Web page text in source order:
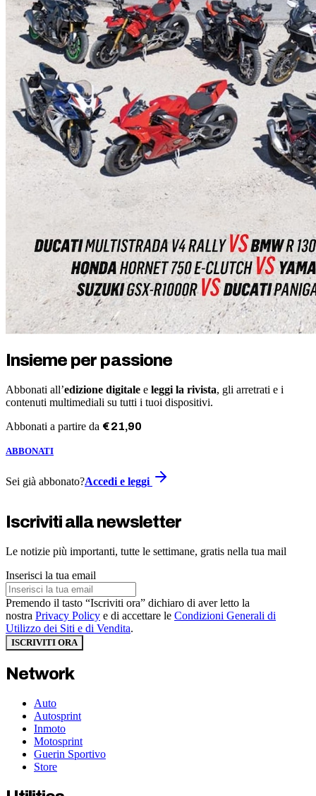
Insieme per passione
Abbonati all’edizione digitale e leggi la rivista, gli arretrati e i
contenuti multimediali su tutti i tuoi dispositivi.
Abbonati a partire da €21,90
ABBONATI
Sei già abbonato?Accedi e leggi
Iscriviti alla newsletter
Le notizie più importanti, tutte le settimane, gratis nella tua mail
Inserisci la tua email
Premendo il tasto “Iscriviti ora” dichiaro di aver letto la
nostra Privacy Policy e di accettare le Condizioni Generali di
Utilizzo dei Siti e di Vendita.
ISCRIVITI ORA
Network
Auto
Autosprint
Inmoto
Motosprint
Guerin Sportivo
Store